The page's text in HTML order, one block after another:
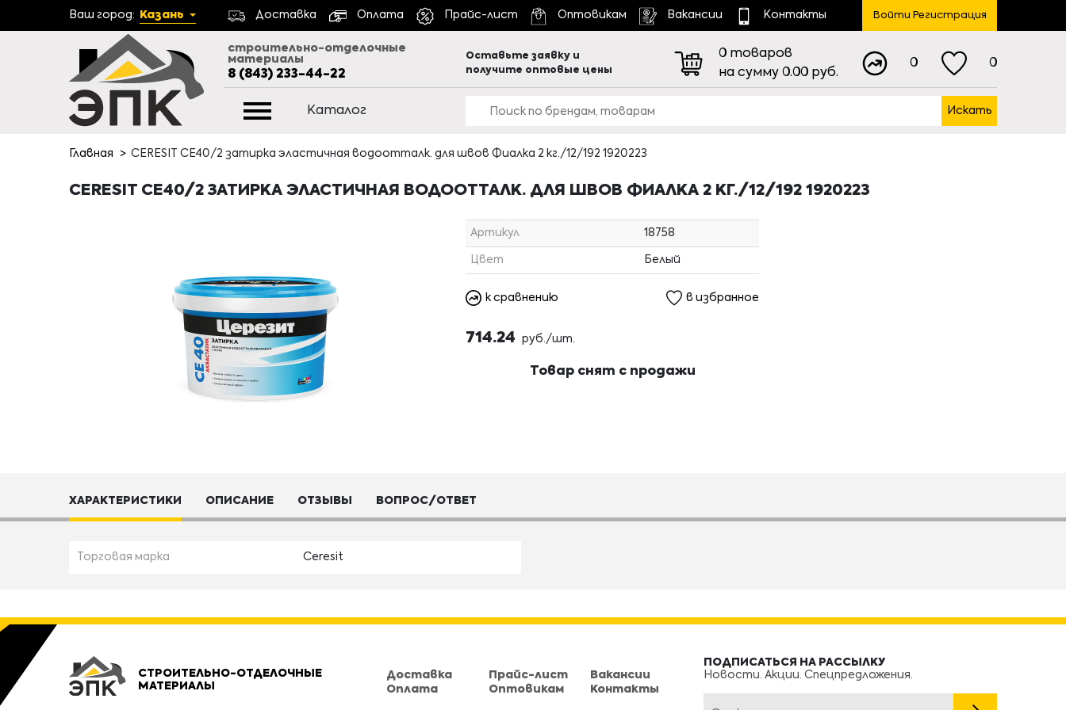
Ваш город: Казань Доставка Оплата Прайс-лист Оптовикам Вакансии Контакты Войти Регистрация
строительно-отделочные
материалы
8 (843) 233-44-22
Оставьте заявку и
получите оптовые цены
0 товаров
на сумму 0.00 руб.
0 0
Каталог Искать
Главная CERESIT CE40/2 затирка эластичная водоотталк. для швов Фиалка 2 кг./12/192 1920223
CERESIT CE40/2 ЗАТИРКА ЭЛАСТИЧНАЯ ВОДООТТАЛК. ДЛЯ ШВОВ ФИАЛКА 2 КГ./12/192 1920223
Артикул 18758
Цвет Белый
к сравнению в избранное
714.24 руб./шт.
Товар снят с продажи
ХАРАКТЕРИСТИКИ ОПИСАНИЕ ОТЗЫВЫ ВОПРОС/ОТВЕТ
Торговая марка Ceresit
СТРОИТЕЛЬНО-ОТДЕЛОЧНЫЕ
МАТЕРИАЛЫ
Доставка
Оплата
Прайс-лист
Оптовикам
Вакансии
Контакты
ПОДПИСАТЬСЯ НА РАССЫЛКУ
Новости. Акции. Спецпредложения.